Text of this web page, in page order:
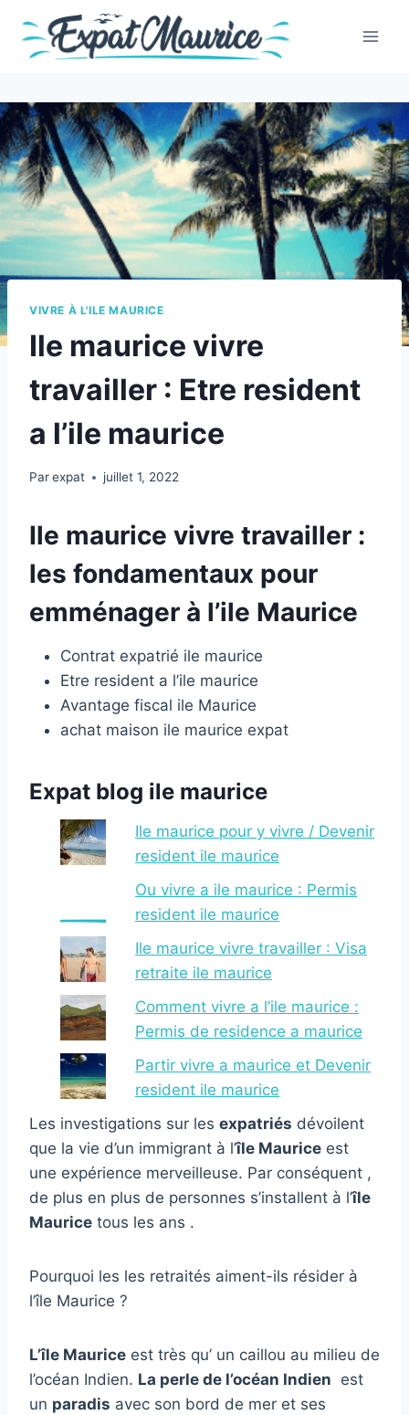
content
VIVRE À L'ILE MAURICE
Ile maurice vivre
travailler : Etre resident
a l’ile maurice
Parexpat juillet 1, 2022
Ile maurice vivre travailler :
les fondamentaux pour
emménager à l’ile Maurice
Contrat expatrié ile maurice
Etre resident a l’ile maurice
Avantage fiscal ile Maurice
achat maison ile maurice expat
Expat blog ile maurice
Ile maurice pour y vivre / Devenir
resident ile maurice
Ou vivre a ile maurice : Permis
resident ile maurice
Ile maurice vivre travailler : Visa
retraite ile maurice
Comment vivre a l’ile maurice :
Permis de residence a maurice
Partir vivre a maurice et Devenir
resident ile maurice
Les investigations sur les expatriés dévoilent
que la vie d’un immigrant à l’île Maurice est
une expérience merveilleuse. Par conséquent ,
de plus en plus de personnes s’installent à l’île
Maurice tous les ans .
Pourquoi les les retraités aiment-ils résider à
l’île Maurice ?
L’île Maurice est très qu’ un caillou au milieu de
l’océan Indien. La perle de l’océan Indien est
un paradis avec son bord de mer et ses